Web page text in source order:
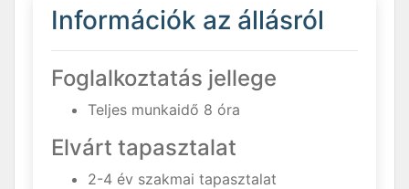
Információk az állásról
Foglalkoztatás jellege
Teljes munkaidő 8 óra
Elvárt tapasztalat
2-4 év szakmai tapasztalat